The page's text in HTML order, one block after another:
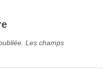
Les champs